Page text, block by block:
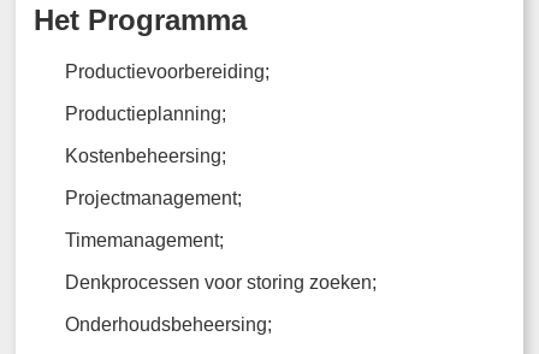
Het Programma
Productievoorbereiding;
Productieplanning;
Kostenbeheersing;
Projectmanagement;
Timemanagement;
Denkprocessen voor storing zoeken;
Onderhoudsbeheersing;